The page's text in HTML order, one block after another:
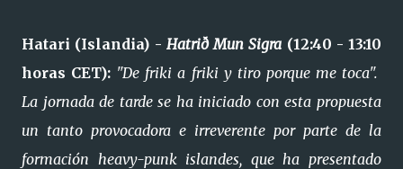
Hatari (Islandia) - Hatrið Mun Sigra (12:40 - 13:10
horas CET): "De friki a friki y tiro porque me toca".
La jornada de tarde se ha iniciado con esta propuesta
un tanto provocadora e irreverente por parte de la
formación heavy-punk islandes, que ha presentado